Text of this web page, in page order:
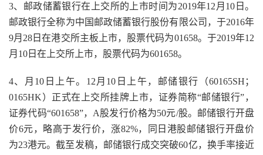
3、邮政储蓄银行在上交所的上市时间为2019年12月10日。
邮政银行全称为中国邮政储蓄银行股份有限公司，于2016年
9月28日在港交所主板上市，股票代码为01658。于2019年12
月10日在上交所上市，股票代码为601658。
4、月10日上午。12月10日上午，邮储银行（60165SH；
0165HK）正式在上交所挂牌上市，证券简称“邮储银行”，
证券代码“601658”，A股发行价格为50元/股。邮储银行开盘
价6元，略高于发行价，涨82%，同日港股邮储银行开盘价
为23港元。截至发稿，邮储银行成交突破60亿，换手率接近